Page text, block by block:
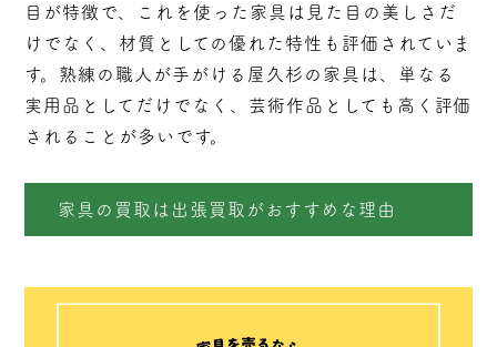
目が特徴で、これを使った家具は見た目の美しさだ
けでなく、材質としての優れた特性も評価されていま
す。熟練の職人が手がける屋久杉の家具は、単なる
実用品としてだけでなく、芸術作品としても高く評価
されることが多いです。
家具の買取は出張買取がおすすめな理由